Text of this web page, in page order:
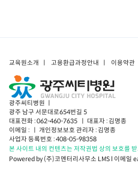
교육원소개 ㅣ 고용환급과정안내 ㅣ 이용약관
광주씨티병원 ㅣ
광주 남구 서문대로654번길 5
대표전화 : 062-460-7635 ㅣ 대표자 : 김명종
이메일 : ㅣ 개인정보보호 관리자 : 김명종
사업자 등록번호 : 408-05-98358
본 사이트 내의 컨텐츠는 저작권법 상의 보호를
Powered by (주)코멘터리사무소 LMS l 이메일